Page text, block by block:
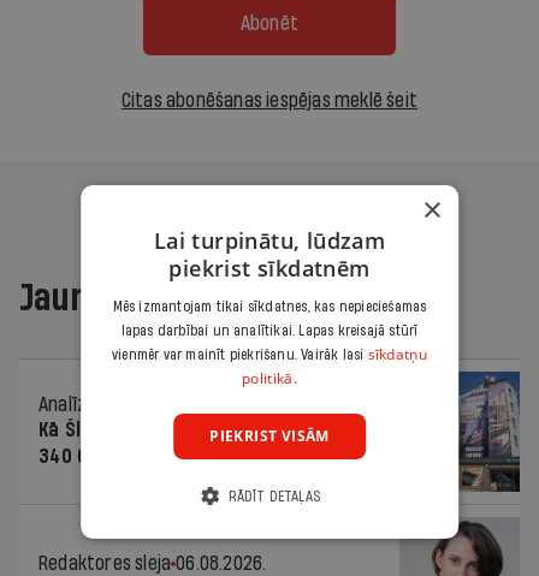
Abonēt
Citas abonēšanas iespējas meklē šeit
Jaunākajā žurnālā
Analīze
Kā Šlesera partija palika nesodīta par
340 000 vērtu reklāmas kampaņu
Redaktores sleja 06.08.2026.
×
Lai turpinātu, lūdzam
piekrist sīkdatnēm
Mēs izmantojam tikai sīkdatnes, kas nepieciešamas
lapas darbībai un analītikai. Lapas kreisajā stūrī
vienmēr var mainīt piekrišanu. Vairāk lasi sīkdatņu
politikā.
PIEKRIST VISĀM
RĀDĪT DETAĻAS